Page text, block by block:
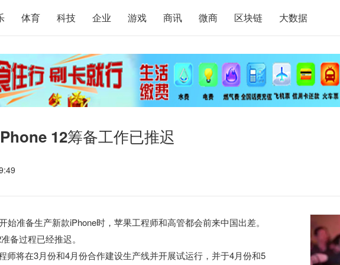
体育 科技 企业 游戏 商讯 微商 区块链 大数据
12筹备工作已推迟
准备生产新款iPhone时，苹果工程师和高管都会前来中国出差。
备过程已经推迟。
将在3月份和4月份合作建设生产线并开展试运行，并于4月份和5